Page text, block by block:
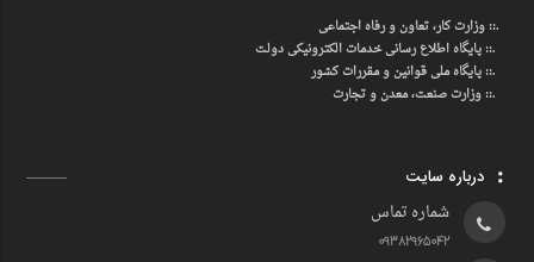
.::وزارت کار، تعاون و رفاه اجتماعی
.::پایگاه اطلاع رسانی خدمات الکترونیکی دولت
.::پایگاه ملی قوانین و مقررات کشور
.:: وزارت صنعت، معدن و تجارت
درباره سایت
شماره تماس
09382965042